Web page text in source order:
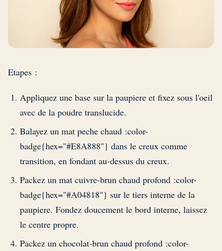
Etapes :
Appliquez une base sur la paupiere et fixez sous l'oeil
avec de la poudre translucide.
Balayez un mat peche chaud :color-
badge{hex="#E8A888"} dans le creux comme
transition, en fondant au-dessus du creux.
Packez un mat cuivre-brun chaud profond :color-
badge{hex="#A04818"} sur le tiers interne de la
paupiere. Fondez doucement le bord interne, laissez
le centre propre.
Packez un chocolat-brun chaud profond :color-